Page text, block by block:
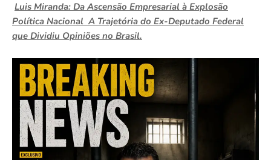
Luis Miranda: Da Ascensão Empresarial à Explosão
Política Nacional A Trajetória do Ex-Deputado Federal
que Dividiu Opiniões no Brasil.